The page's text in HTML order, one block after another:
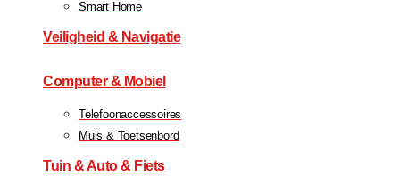
Smart Home
Veiligheid & Navigatie
Computer & Mobiel
Telefoonaccessoires
Muis & Toetsenbord
Tuin & Auto & Fiets